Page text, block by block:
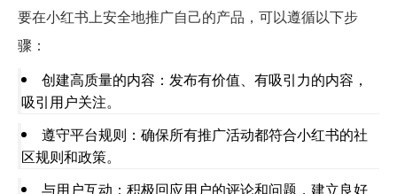
要在小红书上安全地推广自己的产品，可以遵循以下步
骤：
创建高质量的内容：发布有价值、有吸引力的内容，
吸引用户关注。
遵守平台规则：确保所有推广活动都符合小红书的社
区规则和政策。
与用户互动：积极回应用户的评论和问题，建立良好